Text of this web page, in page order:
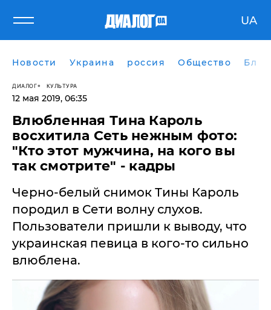
UA
Новости Украина россия Общество
ДИАЛОГ КУЛЬТУРА
12 мая 2019, 06:35
Влюбленная Тина Кароль
восхитила Сеть нежным фото:
"Кто этот мужчина, на кого вы
так смотрите" - кадры
Черно-белый снимок Тины Кароль
породил в Сети волну слухов.
Пользователи пришли к выводу, что
украинская певица в кого-то сильно
влюблена.